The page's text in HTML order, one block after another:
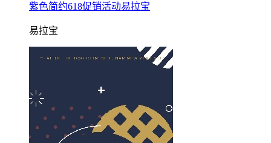
紫色简约618促销活动易拉宝
易拉宝